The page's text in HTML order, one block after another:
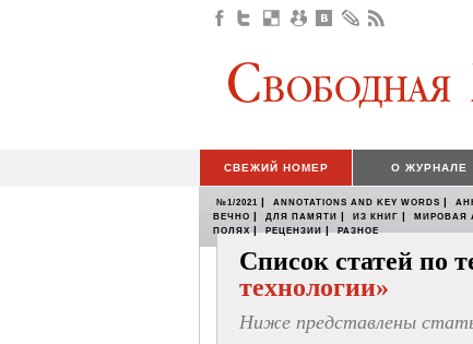
СВЕЖИЙ НОМЕР О ЖУРНАЛЕ
№1/2021 | ANNOTATIONS AND KEY WORDS |
ВЕЧНО | ДЛЯ ПАМЯТИ | ИЗ КНИГ | МИРОВАЯ
ПОЛЯХ | РЕЦЕНЗИИ | РАЗНОЕ
Список статей по
технологии»
Ниже представлены